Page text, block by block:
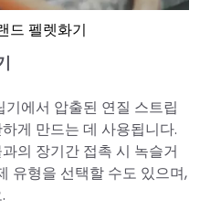
드 펠렛화기
에서 압출된 연질 스트립
게 만드는 데 사용됩니다.
의 장기간 접촉 시 녹슬거
유형을 선택할 수도 있으며,